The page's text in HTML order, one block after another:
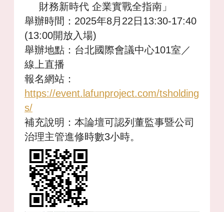
財務新時代 企業實戰全指南」
舉辦時間：2025年8月22日13:30-17:40
(13:00開放入場)
舉辦地點：台北國際會議中心101室／
線上直播
報名網站：
https://event.lafunproject.com/tsholding
s/
補充說明：本論壇可認列董監事暨公司
治理主管進修時數3小時。